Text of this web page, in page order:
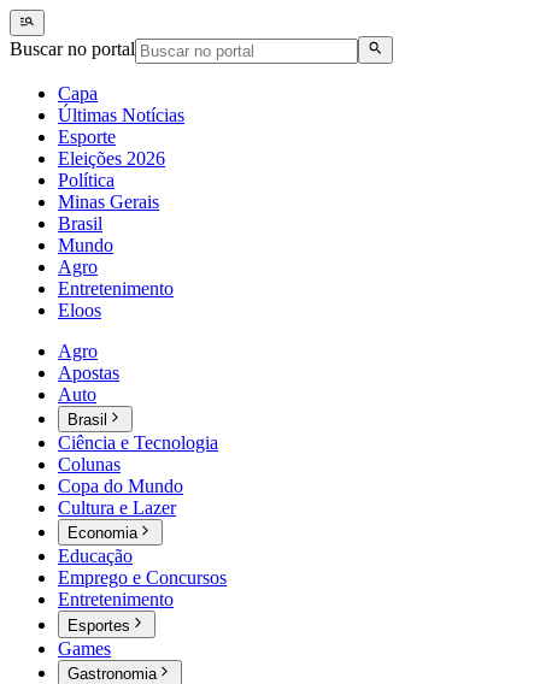
Buscar no portal
Capa
Últimas Notícias
Esporte
Eleições 2026
Política
Minas Gerais
Brasil
Mundo
Agro
Entretenimento
Eloos
Agro
Apostas
Auto
Brasil
Ciência e Tecnologia
Colunas
Copa do Mundo
Cultura e Lazer
Economia
Educação
Emprego e Concursos
Entretenimento
Esportes
Games
Gastronomia